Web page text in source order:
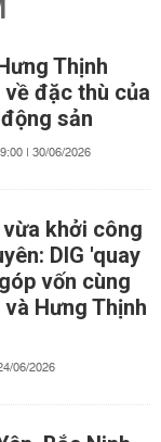
Thịnh
đặc thù của
sản
| 30/06/2026
khởi công
DIG 'quay
vốn cùng
Hưng Thịnh
06/2026